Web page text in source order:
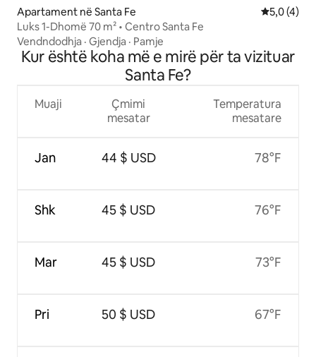
Apartament në Santa Fe Vlerësimi
5,0 (4)
Luks 1-Dhomë 70 m² • Centro Santa Fe
Vendndodhja · Gjendja · Pamje
Kur është koha më e mirë për ta vizituar
Santa Fe?
Muaji
Jan
Shk
Mar
Pri
Çmimi
mesatar
44 $ USD
45 $ USD
45 $ USD
50 $ USD
Temperatura
mesatare
78°F
76°F
73°F
67°F